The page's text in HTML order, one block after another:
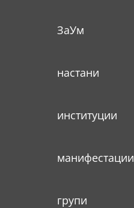
ЗаУм
настани
институции
манифестации
групи